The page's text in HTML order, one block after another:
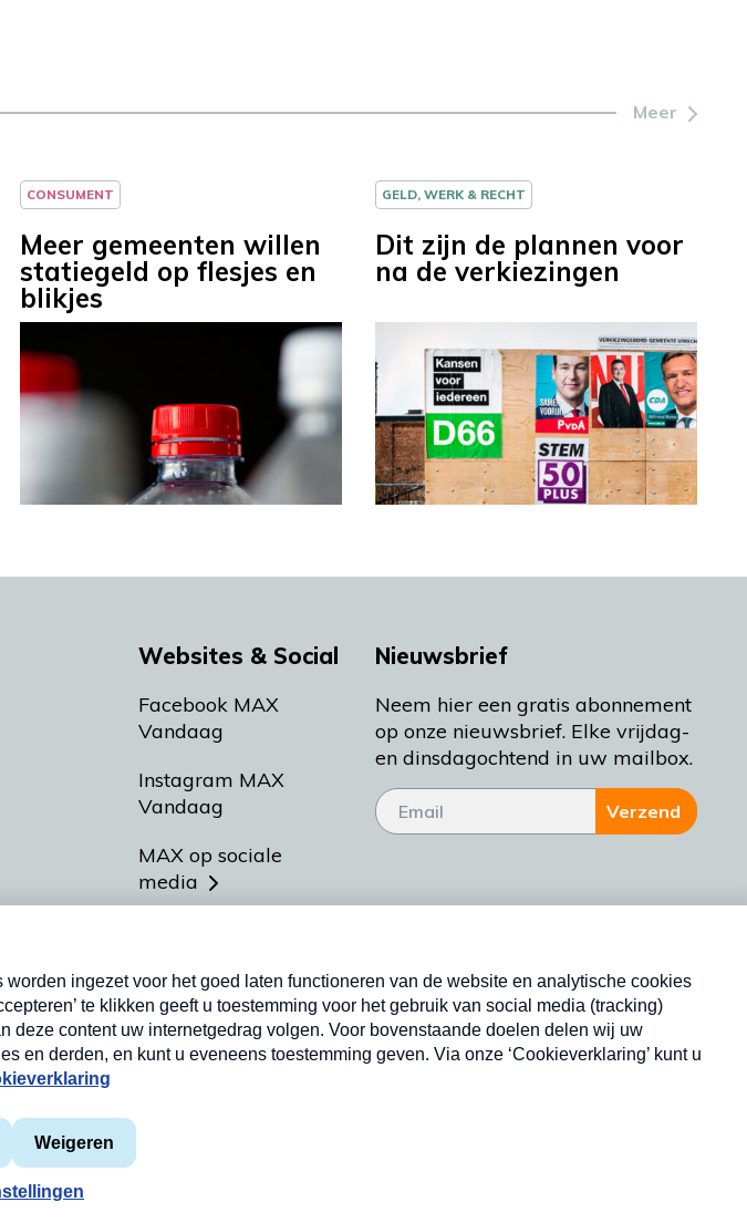
Meer
CONSUMENT
Meer gemeenten willen
statiegeld op flesjes en
blikjes
GELD, WERK & RECHT
Dit zijn de plannen voor
na de verkiezingen
Websites & Social
Facebook MAX
Vandaag
Instagram MAX
Vandaag
MAX op sociale
media
Meldpunt Actueel
Heel Holland Bakt
Nieuwsbrief
Neem hier een gratis abonnement
op onze nieuwsbrief. Elke vrijdag-
en dinsdagochtend in uw mailbox.
Verzend
Cookieverklaring
Nieuwsbrief
Neem hier een gratis abonnement op onze